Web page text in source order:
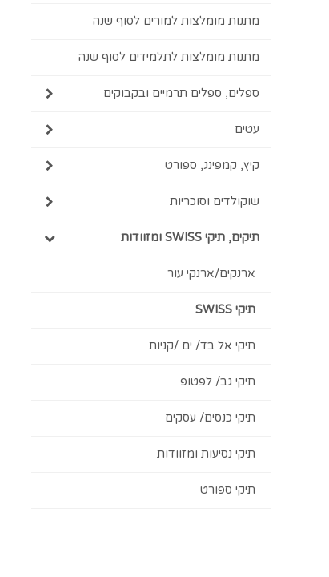
מתנות מומלצות למורים לסוף שנה
מתנות מומלצות לתלמידים לסוף שנה
ספלים, ספלים תרמיים ובקבוקים
עטים
קיץ, קמפינג, ספורט
שוקולדים וסוכריות
תיקים, תיקי SWISS ומזוודות
ארנקים/ארנקי עור
תיקי SWISS
תיקי אל בד/ ים /קניות
תיקי גב/ לפטופ
תיקי כנסים/ עסקים
תיקי נסיעות ומזוודות
תיקי ספורט